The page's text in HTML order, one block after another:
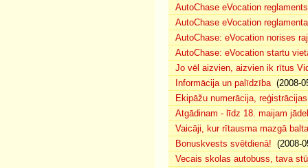
AutoChase eVocation reglaments
AutoChase eVocation
AutoChase: eVocation norises
AutoChase: eVocation startu
Jo vēl aizvien, aizvien ik rītus
Informācija un palīdzība(2008-
Ekipāžu numerācija,
Atgādinam - līdz 18. maijam
Vaicāji, kur rītausma mazgā
Bonuskvests svētdienā! (2008-
Vecais skolas autobuss, tava